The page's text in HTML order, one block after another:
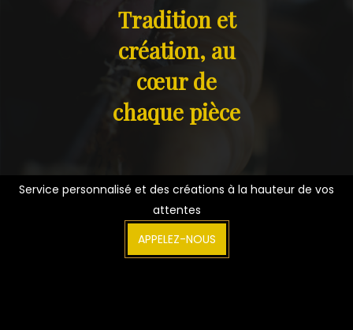
Tradition et
création, au
cœur de
chaque pièce
Service personnalisé et des créations à la hauteur de vos
attentes
APPELEZ-NOUS